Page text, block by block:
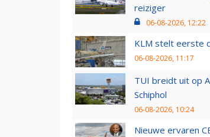
reiziger
06-08-2026, 12:22
KLM stelt eerste
06-08-2026, 11:17
TUI breidt uit op
Schiphol
06-08-2026, 10:24
Nieuwe ervaren